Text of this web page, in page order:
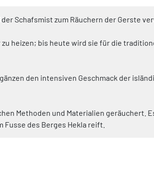
Schafsmist zum Räuchern der Gerste
heizen; bis heute wird sie für die
den intensiven Geschmack der
Methoden und Materialien geräuchert.
Fusse des Berges Hekla reift.